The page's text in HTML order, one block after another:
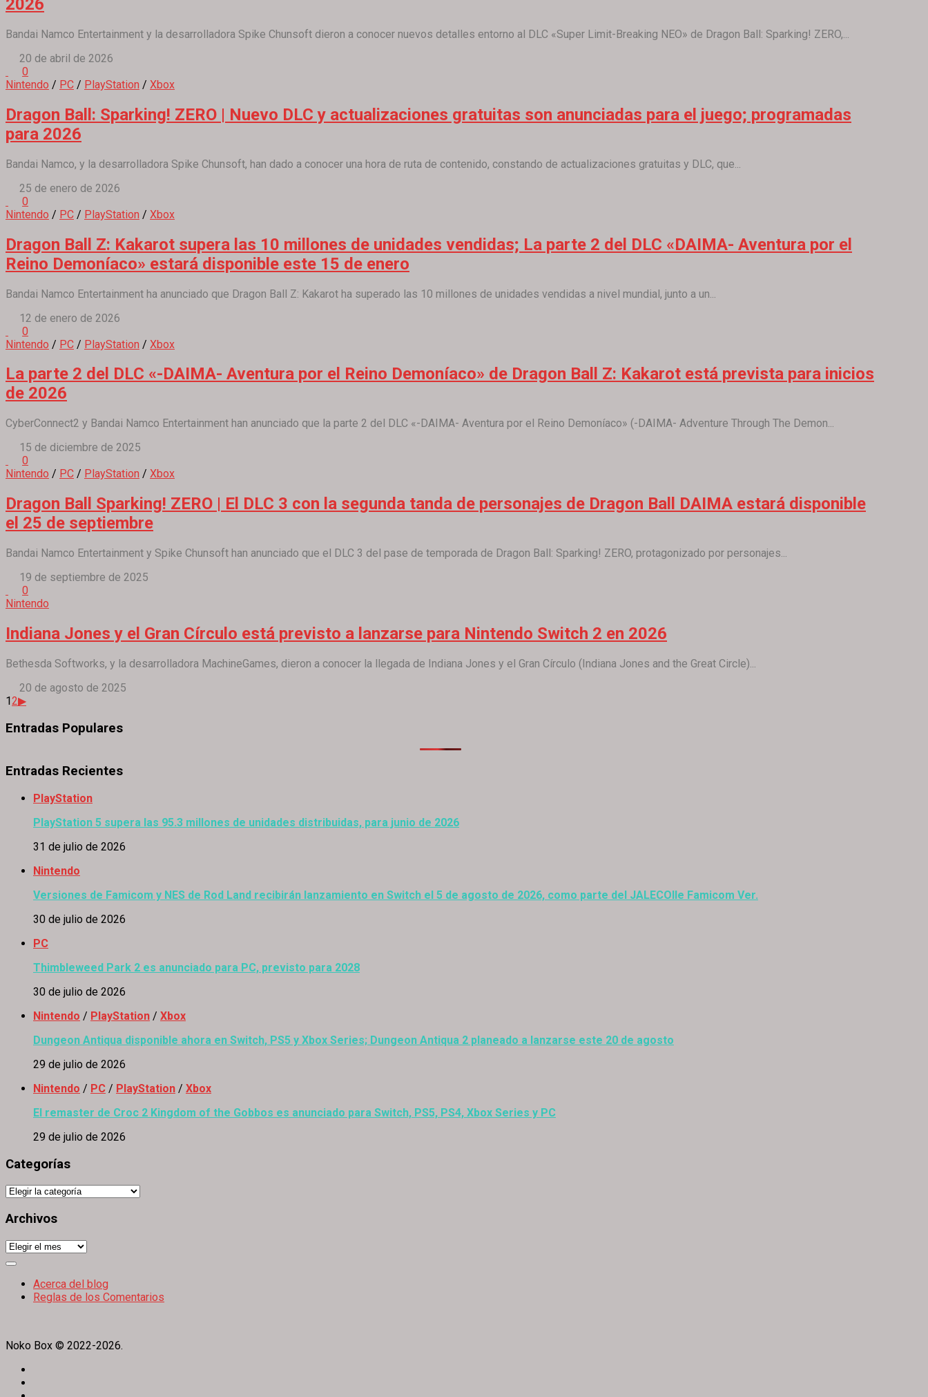
2026
Bandai Namco Entertainment y la desarrolladora Spike Chunsoft dieron a conocer nuevos detalles entorno al DLC «Super Limit-Breaking NEO» de Dragon Ball: Sparking! ZERO,...
20 de abril de 2026
0
Nintendo / PC / PlayStation / Xbox
Dragon Ball: Sparking! ZERO | Nuevo DLC y actualizaciones gratuitas son anunciadas para el juego; programadas
para 2026
Bandai Namco, y la desarrolladora Spike Chunsoft, han dado a conocer una hora de ruta de contenido, constando de actualizaciones gratuitas y DLC, que...
25 de enero de 2026
0
Nintendo / PC / PlayStation / Xbox
Dragon Ball Z: Kakarot supera las 10 millones de unidades vendidas; La parte 2 del DLC «DAIMA- Aventura por el
Reino Demoníaco» estará disponible este 15 de enero
Bandai Namco Entertainment ha anunciado que Dragon Ball Z: Kakarot ha superado las 10 millones de unidades vendidas a nivel mundial, junto a un...
12 de enero de 2026
0
Nintendo / PC / PlayStation / Xbox
La parte 2 del DLC «-DAIMA- Aventura por el Reino Demoníaco» de Dragon Ball Z: Kakarot está prevista para inicios
de 2026
CyberConnect2 y Bandai Namco Entertainment han anunciado que la parte 2 del DLC «-DAIMA- Aventura por el Reino Demoníaco» (-DAIMA- Adventure Through The Demon...
15 de diciembre de 2025
0
Nintendo / PC / PlayStation / Xbox
Dragon Ball Sparking! ZERO | El DLC 3 con la segunda tanda de personajes de Dragon Ball DAIMA estará disponible
el 25 de septiembre
Bandai Namco Entertainment y Spike Chunsoft han anunciado que el DLC 3 del pase de temporada de Dragon Ball: Sparking! ZERO, protagonizado por personajes...
19 de septiembre de 2025
0
Nintendo
Indiana Jones y el Gran Círculo está previsto a lanzarse para Nintendo Switch 2 en 2026
Bethesda Softworks, y la desarrolladora MachineGames, dieron a conocer la llegada de Indiana Jones y el Gran Círculo (Indiana Jones and the Great Circle)...
20 de agosto de 2025
12▶
Entradas Populares
Entradas Recientes
PlayStation
PlayStation 5 supera las 95.3 millones de unidades distribuidas, para junio de 2026
31 de julio de 2026
Nintendo
Versiones de Famicom y NES de Rod Land recibirán lanzamiento en Switch el 5 de agosto de 2026, como parte del JALECOlle Famicom Ver.
30 de julio de 2026
PC
Thimbleweed Park 2 es anunciado para PC, previsto para 2028
30 de julio de 2026
Nintendo / PlayStation / Xbox
Dungeon Antiqua disponible ahora en Switch, PS5 y Xbox Series; Dungeon Antiqua 2 planeado a lanzarse este 20 de agosto
29 de julio de 2026
Nintendo / PC / PlayStation / Xbox
El remaster de Croc 2 Kingdom of the Gobbos es anunciado para Switch, PS5, PS4, Xbox Series y PC
29 de julio de 2026
Categorías
Categorías
Archivos
Archivos
Expand
Acerca del blog
Reglas de los Comentarios
Noko Box © 2022-2026.